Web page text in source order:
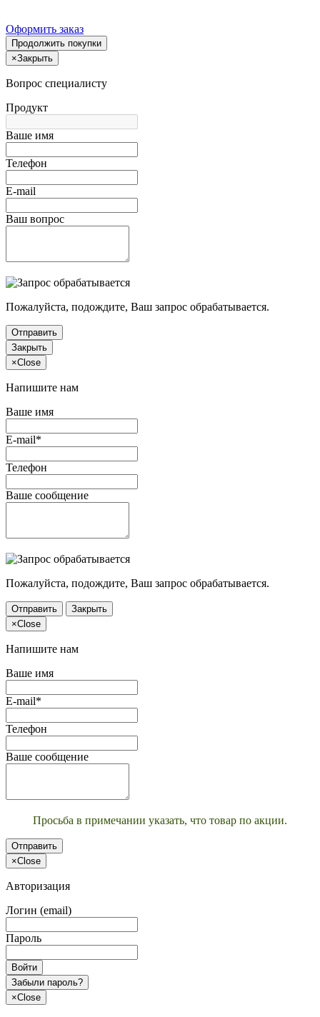
Оформить заказ
Продолжить покупки
×Закрыть
Вопрос специалисту
Продукт
Ваше имя
Телефон
E-mail
Ваш вопрос
Пожалуйста, подождите, Ваш запрос обрабатывается.
Отправить
Закрыть
×Close
Напишите нам
Ваше имя
E-mail*
Телефон
Ваше сообщение
Пожалуйста, подождите, Ваш запрос обрабатывается.
Отправить
Закрыть
×Close
Напишите нам
Ваше имя
E-mail*
Телефон
Ваше сообщение
Просьба в примечании указать, что товар по акции.
Отправить
×Close
Авторизация
Логин (email)
Пароль
Войти
Забыли пароль?
×Close